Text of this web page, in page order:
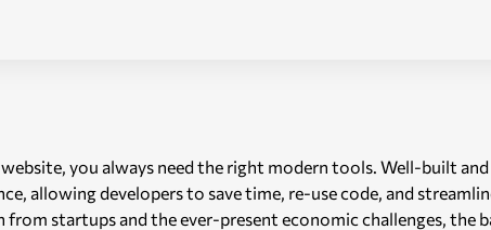
you always need the right modern tools. Well-built
allowing developers to save time, re-use code, and
startups and the ever-present economic challenges, the